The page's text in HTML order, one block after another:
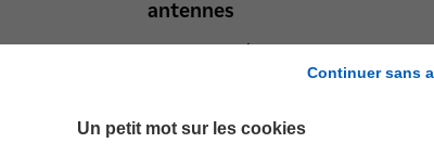
antennes
Continuer sans
Un petit mot sur les cookies